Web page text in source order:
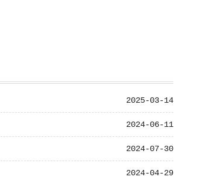
2025-03-14
2024-06-11
2024-07-30
2024-04-29